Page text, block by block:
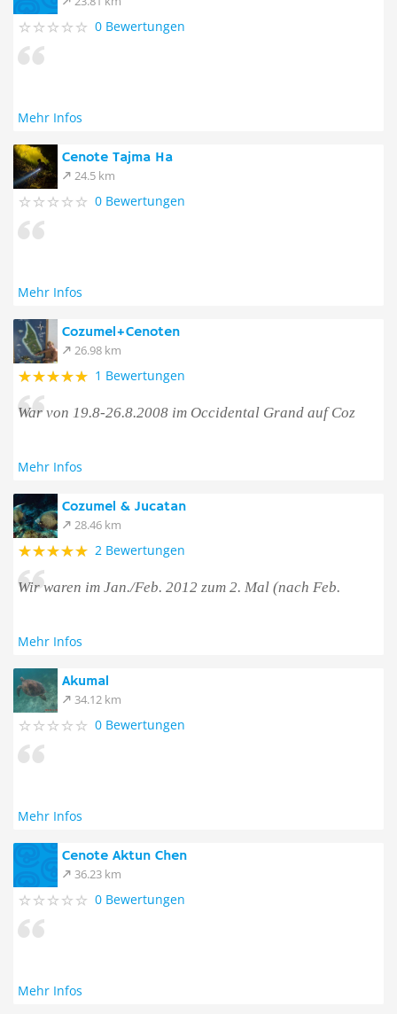
0 Bewertungen
Mehr Infos
Cenote Tajma Ha
24.5 km
0 Bewertungen
Mehr Infos
Cozumel+Cenoten
26.98 km
1 Bewertungen
War von 19.8-26.8.2008 im Occidental Grand auf Coz
Mehr Infos
Cozumel & Jucatan
28.46 km
2 Bewertungen
Wir waren im Jan./Feb. 2012 zum 2. Mal (nach Feb.
Mehr Infos
Akumal
34.12 km
0 Bewertungen
Mehr Infos
Cenote Aktun Chen
36.23 km
0 Bewertungen
Mehr Infos